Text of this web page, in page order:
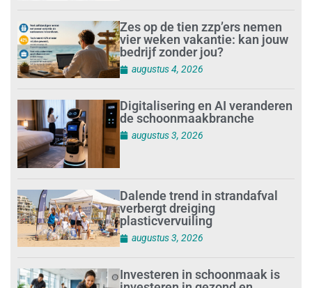
Zes op de tien zzp’ers nemen
vier weken vakantie: kan jouw
bedrijf zonder jou?
augustus 4, 2026
Digitalisering en AI veranderen
de schoonmaakbranche
augustus 3, 2026
Dalende trend in strandafval
verbergt dreiging
plasticvervuiling
augustus 3, 2026
Investeren in schoonmaak is